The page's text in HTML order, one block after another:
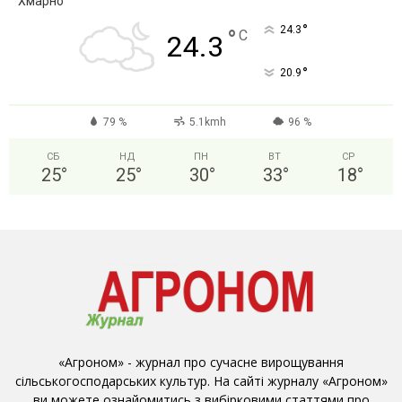
24.3 ° C 24.3 °
20.9 °
79 % 5.1kmh 96 %
СБ
25°
НД
25°
ПН
30°
ВТ
33°
СР
18°
«Агроном» - журнал про сучасне вирощування
сільськогосподарських культур. На сайті журналу «Агроном»